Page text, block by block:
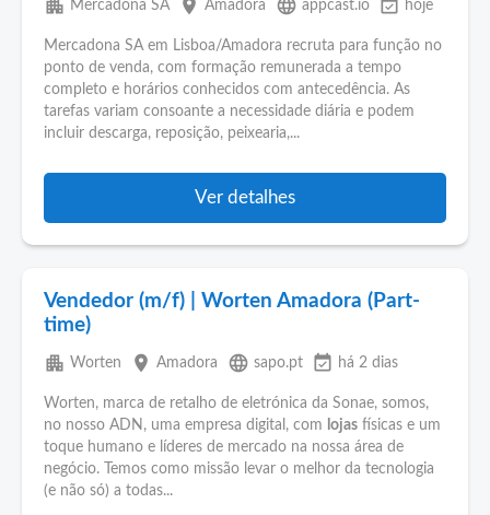
apartment Mercadona SA place Amadora language appcast.io event_available hoje
Mercadona SA em Lisboa/Amadora recruta para função no
ponto de venda, com formação remunerada a tempo
completo e horários conhecidos com antecedência. As
tarefas variam consoante a necessidade diária e podem
incluir descarga, reposição, peixearia,...
Ver detalhes
Vendedor (m/f) | Worten Amadora (Part-
time)
apartment Worten place Amadora language sapo.pt event_available há 2 dias
Worten, marca de retalho de eletrónica da Sonae, somos,
no nosso ADN, uma empresa digital, com lojas físicas e um
toque humano e líderes de mercado na nossa área de
negócio. Temos como missão levar o melhor da tecnologia
(e não só) a todas...